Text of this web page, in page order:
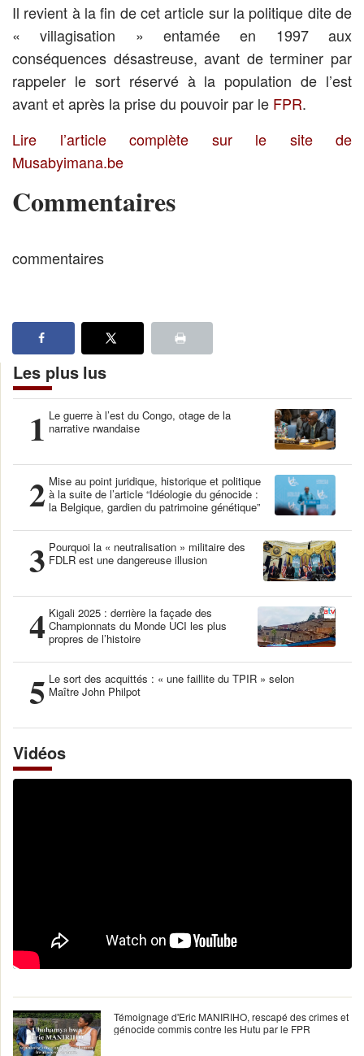
Il revient à la fin de cet article sur la politique dite de
« villagisation » entamée en 1997 aux
conséquences désastreuse, avant de terminer par
rappeler le sort réservé à la population de l’est
avant et après la prise du pouvoir par le FPR.
Lire l’article complète sur le site de
Musabyimana.be
Commentaires
commentaires
Les plus lus
1 Le guerre à l’est du Congo, otage de la
narrative rwandaise
2 Mise au point juridique, historique et politique
à la suite de l’article “Idéologie du génocide :
la Belgique, gardien du patrimoine génétique”
3 Pourquoi la « neutralisation » militaire des
FDLR est une dangereuse illusion
4 Kigali 2025 : derrière la façade des
Championnats du Monde UCI les plus
propres de l’histoire
5 Le sort des acquittés : « une faillite du TPIR » selon
Maître John Philpot
Vidéos
Témoignage d'Eric MANIRIHO, rescapé des crimes et
génocide commis contre les Hutu par le FPR